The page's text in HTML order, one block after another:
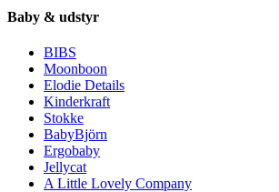
Baby & udstyr
BIBS
Moonboon
Elodie Details
Kinderkraft
Stokke
BabyBjörn
Ergobaby
Jellycat
A Little Lovely Company